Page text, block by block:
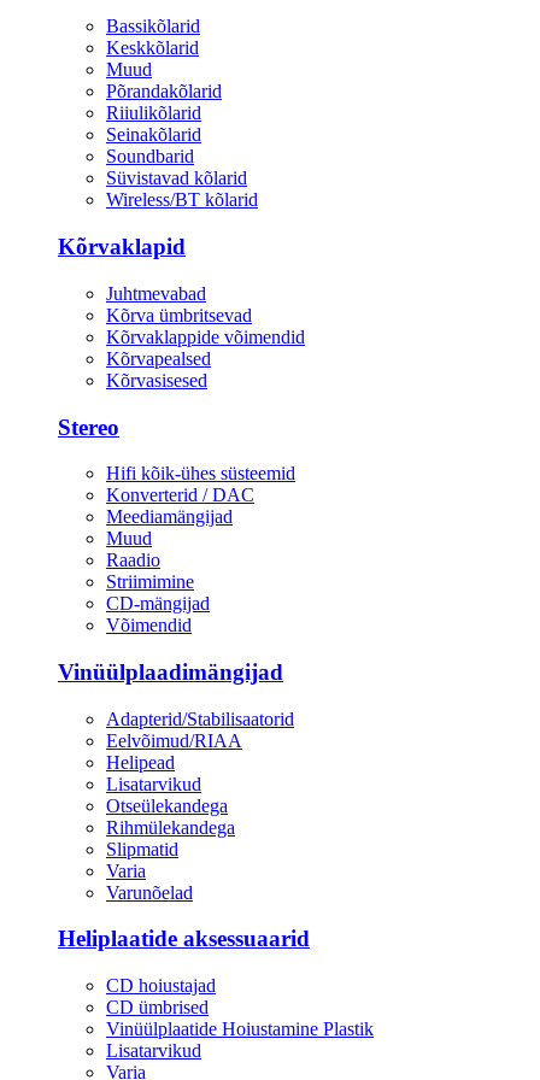
Bassikõlarid
Keskkõlarid
Muud
Põrandakõlarid
Riiulikõlarid
Seinakõlarid
Soundbarid
Süvistavad kõlarid
Wireless/BT kõlarid
Kõrvaklapid
Juhtmevabad
Kõrva ümbritsevad
Kõrvaklappide võimendid
Kõrvapealsed
Kõrvasisesed
Stereo
Hifi kõik-ühes süsteemid
Konverterid / DAC
Meediamängijad
Muud
Raadio
Striimimine
CD-mängijad
Võimendid
Vinüülplaadimängijad
Adapterid/Stabilisaatorid
Eelvõimud/RIAA
Helipead
Lisatarvikud
Otseülekandega
Rihmülekandega
Slipmatid
Varia
Varunõelad
Heliplaatide aksessuaarid
CD hoiustajad
CD ümbrised
Vinüülplaatide Hoiustamine Plastik
Lisatarvikud
Varia